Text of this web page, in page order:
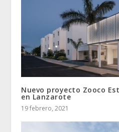
Nuevo proyecto Zooco
en Lanzarote
19 febrero, 2021